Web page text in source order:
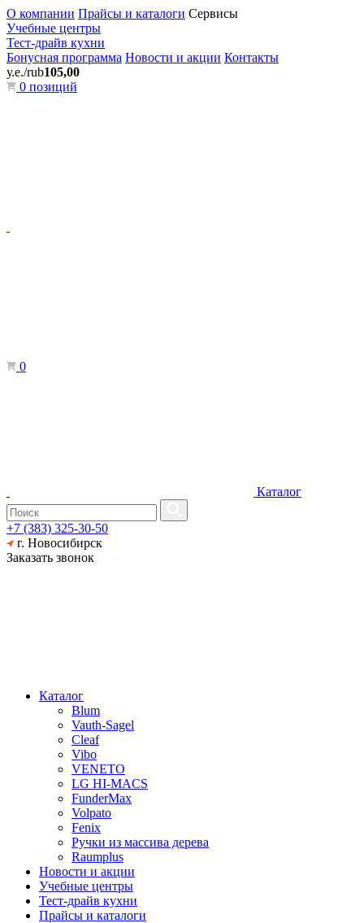
О компании Прайсы и каталоги Сервисы
Учебные центры
Тест-драйв кухни
Бонусная программа Новости и акции Контакты
у.е./rub105,00
0 позиций
0
Каталог
+7 (383) 325-30-50
г. Новосибирск
Заказать звонок
Каталог
Blum
Vauth-Sagel
Cleaf
Vibo
VENETO
LG HI-MACS
FunderMax
Volpato
Fenix
Ручки из массива дерева
Raumplus
Новости и акции
Учебные центры
Тест-драйв кухни
Прайсы и каталоги